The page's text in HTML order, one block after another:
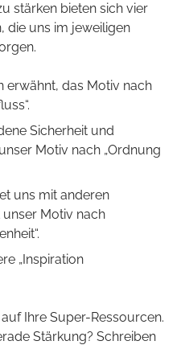
stärken bieten sich vier
die uns im jeweiligen
erwähnt, das Motiv nach
Sicherheit und
Motiv nach „Ordnung
uns mit anderen
Motiv nach
„Inspiration
Ihre Super-Ressourcen.
Stärkung? Schreiben